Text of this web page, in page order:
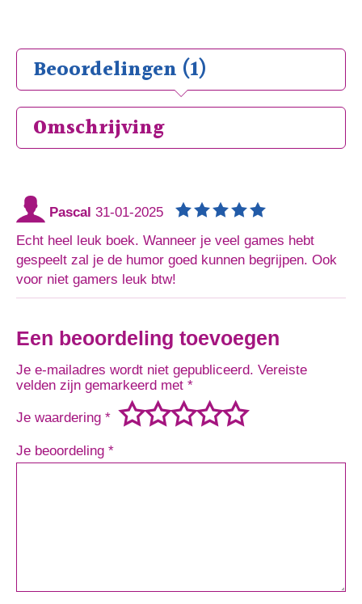
Beoordelingen (1)
Omschrijving
Pascal 31-01-2025
Echt heel leuk boek. Wanneer je veel games hebt
gespeelt zal je de humor goed kunnen begrijpen. Ook
voor niet gamers leuk btw!
Een beoordeling toevoegen
Je e-mailadres wordt niet gepubliceerd. Vereiste
velden zijn gemarkeerd met *
Je waardering *
Je beoordeling *